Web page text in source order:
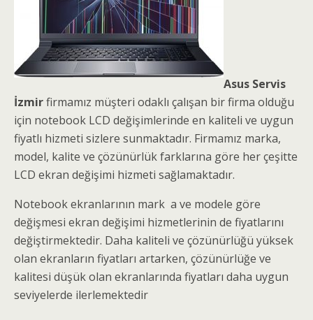
Asus Servis
İzmirfirmamız müşteri odaklı çalışan bir firma olduğu
için notebook LCD değişimlerinde en kaliteli ve uygun
fiyatlı hizmeti sizlere sunmaktadır. Firmamız marka,
model, kalite ve çözünürlük farklarına göre her çeşitte
LCD ekran değişimi hizmeti sağlamaktadır.
Notebook ekranlarının mark a ve modele göre
değişmesi ekran değişimi hizmetlerinin de fiyatlarını
değiştirmektedir. Daha kaliteli ve çözünürlüğü yüksek
olan ekranların fiyatları artarken, çözünürlüğe ve
kalitesi düşük olan ekranlarında fiyatları daha uygun
seviyelerde ilerlemektedir